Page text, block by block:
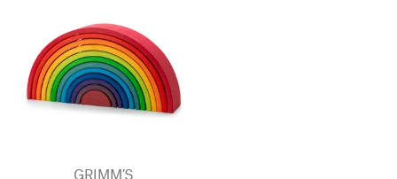
GRIMM’S